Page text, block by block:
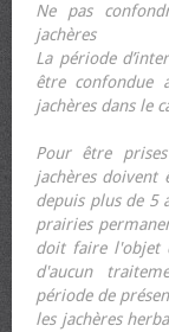
Ne pas
jachères
La période
être confondue
jachères dans le
Pour être
jachères doivent
depuis plus de 5
prairies
doit faire l'objet
d'aucun
période de
les jachères